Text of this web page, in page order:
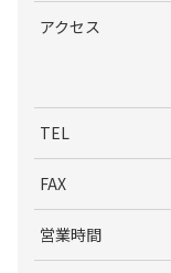
アクセス
TEL
FAX
営業時間